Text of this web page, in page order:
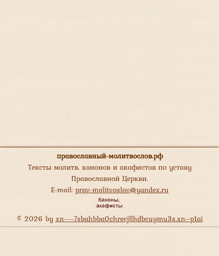
православный-молитвослов.рф
Тексты молитв, канонов и акафистов по уставу
Православной Церкви.
E-mail:prav-molitvoslov@yandex.ru
© 2026 byxn----7sbahbba0chrecjllhdbcuymu3s.xn--p1ai